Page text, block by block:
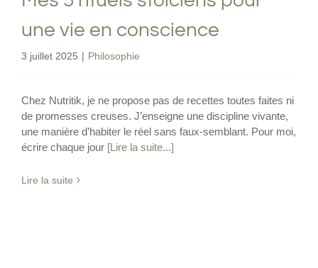
une vie en conscience
3 juillet 2025 | Philosophie
Chez Nutritik, je ne propose pas de recettes toutes faites ni
de promesses creuses. J’enseigne une discipline vivante,
une manière d’habiter le réel sans faux-semblant. Pour moi,
écrire chaque jour [Lire la suite...]
Lire la suite